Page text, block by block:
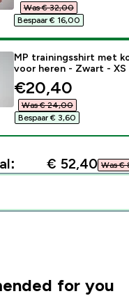
Was € 32,00‎
Bespaar € 16,00‎
dit product - MP
MP trainingsshirt met
voor heren - Zwart - XS
discounted
€20,40‎
Was € 24,00‎
Bespaar € 3,60‎
€ 52,40‎ Was
for you